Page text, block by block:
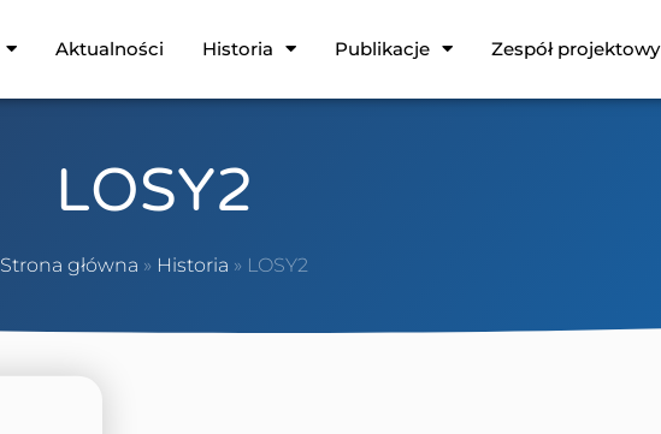
Aktualności Historia Publikacje Zespół projektowy
LOSY2
Strona główna » Historia » LOSY2